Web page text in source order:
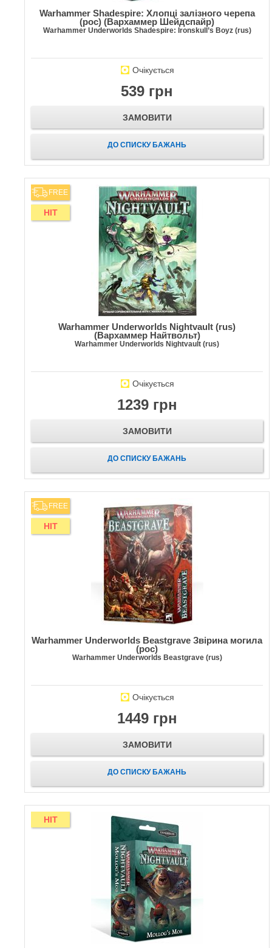
Warhammer Shadespire: Хлопці залізного черепа
(рос) (Вархаммер Шейдспайр)
Warhammer Underworlds Shadespire: Ironskull’s Boyz (rus)
Очікується
539 грн
ЗАМОВИТИ
ДО СПИСКУ БАЖАНЬ
FREE
HIT
Warhammer Underworlds Nightvault (rus)
(Вархаммер Найтвольт)
Warhammer Underworlds Nightvault (rus)
Очікується
1239 грн
ЗАМОВИТИ
ДО СПИСКУ БАЖАНЬ
FREE
HIT
Warhammer Underworlds Beastgrave Звірина могила
(рос)
Warhammer Underworlds Beastgrave (rus)
Очікується
1449 грн
ЗАМОВИТИ
ДО СПИСКУ БАЖАНЬ
HIT